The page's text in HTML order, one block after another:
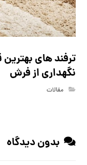
ترفند های
نگهداری از فرش
مقالات
بدون دیدگاه